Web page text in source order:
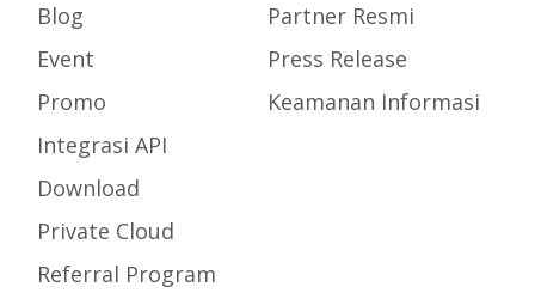
Blog
Event
Promo
Integrasi API
Download
Private Cloud
Referral Program
Partner Resmi
Press Release
Keamanan Informasi